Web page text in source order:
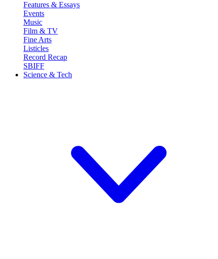
Features & Essays
Events
Music
Film & TV
Fine Arts
Listicles
Record Recap
SBIFF
Science & Tech